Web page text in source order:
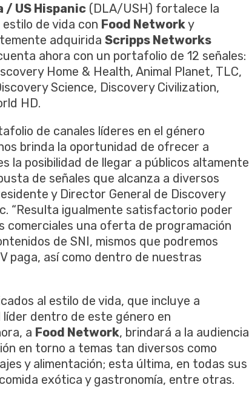
/ US Hispanic (DLA/USH) fortalece la
de vida con Food Network y
adquirida Scripps Networks
ahora con un portafolio de 12 señales:
Home & Health, Animal Planet, TLC,
Science, Discovery Civilization,
HD.
de canales líderes en el género
brinda la oportunidad de ofrecer a
la posibilidad de llegar a públicos altamente
de señales que alcanza a diversos
y Director General de Discovery
“Resulta igualmente satisfactorio poder
comerciales una oferta de programación
de SNI, mismos que podremos
paga, así como dentro de nuestras
al estilo de vida, que incluye a
líder dentro de este género en
a Food Network, brindará a la audiencia
en torno a temas tan diversos como
y alimentación; esta última, en todas sus
exótica y gastronomía, entre otras.